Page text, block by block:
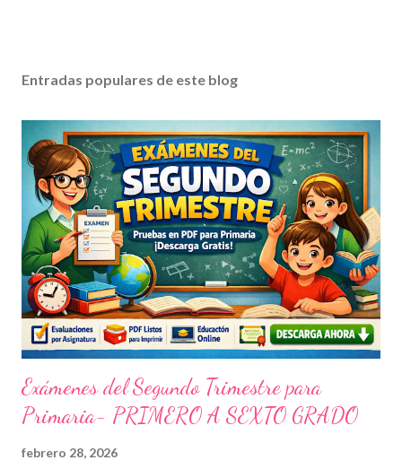
Entradas populares de este blog
Exámenes del Segundo Trimestre para
Primaria- PRIMERO A SEXTO GRADO
febrero 28, 2026